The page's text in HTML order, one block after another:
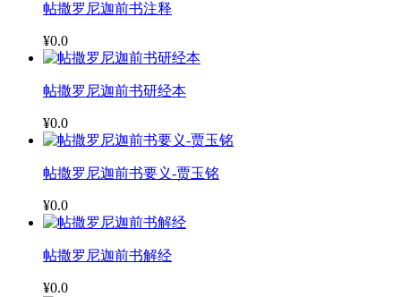
帖撒罗尼迦前书注释
¥0.0
帖撒罗尼迦前书研经本
¥0.0
帖撒罗尼迦前书要义-贾玉铭
¥0.0
帖撒罗尼迦前书解经
¥0.0